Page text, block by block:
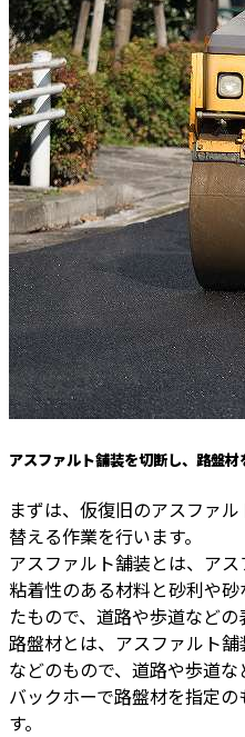
アスファルト舗装を切断し、路盤材
まずは、仮復旧のアスファ
替える作業を行います。
アスファルト舗装とは、ア
粘着性のある材料と砂利や
たもので、道路や歩道などの
路盤材とは、アスファルト
などのもので、道路や歩道な
バックホーで路盤材を指定
す。